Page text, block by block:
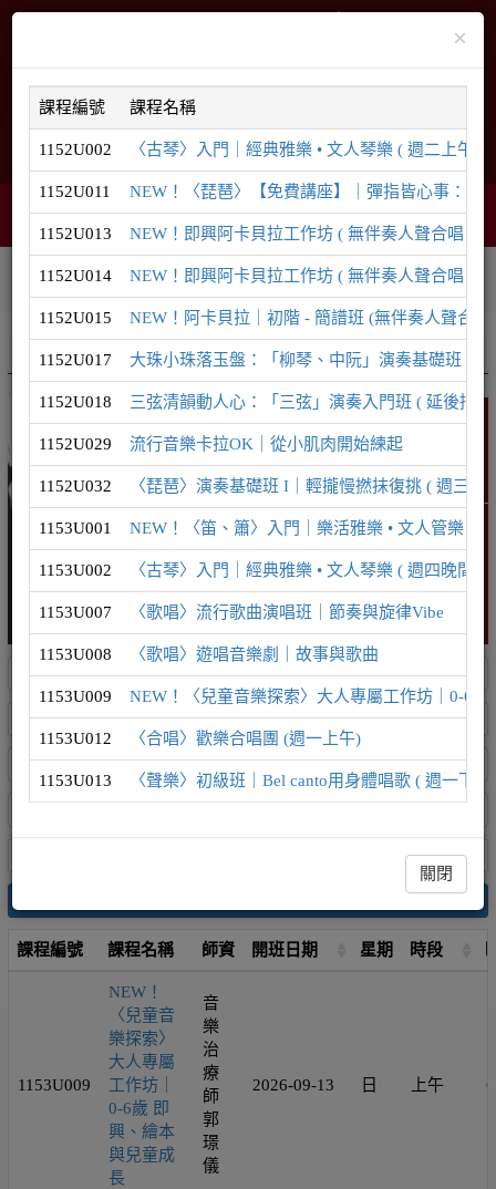
English 網站導覽
網頁選單
購物車 0
智能客服
學員登入
課程系列
相關連結
推廣課程 音樂系列
音樂
課程編號 課程名稱 師資 開班日期 星期 時段
1153U009
NEW！
〈兒童音
樂探索〉
大人專屬
工作坊｜
0-6歲 即
興、繪本
與兒童成
長
音
樂
治
療
師
郭
璟
儀
2026-09-13 日 上午 6
×
課程編號 課程名稱
1152U002 〈古琴〉入門｜經典雅樂 • 文人琴樂 ( 週二上午
1152U011 NEW！〈琵琶〉【免費講座】｜彈指皆心事：為
1152U013 NEW！即興阿卡貝拉工作坊 ( 無伴奏人聲合唱｜
1152U014 NEW！即興阿卡貝拉工作坊 ( 無伴奏人聲合唱｜
1152U015 NEW！阿卡貝拉｜初階 - 簡譜班 (無伴奏人聲合唱)
1152U017 大珠小珠落玉盤：「柳琴、中阮」演奏基礎班 (
1152U018 三弦清韻動人心：「三弦」演奏入門班 ( 延後招
1152U029 流行音樂卡拉OK｜從小肌肉開始練起
1152U032 〈琵琶〉演奏基礎班 I｜輕攏慢撚抹復挑 ( 週三
1153U001 NEW！〈笛、簫〉入門｜樂活雅樂 • 文人管樂 (
1153U002 〈古琴〉入門｜經典雅樂 • 文人琴樂 ( 週四晚間 )
1153U007 〈歌唱〉流行歌曲演唱班｜節奏與旋律Vibe
1153U008 〈歌唱〉遊唱音樂劇｜故事與歌曲
1153U009 NEW！〈兒童音樂探索〉大人專屬工作坊｜0-6
1153U012 〈合唱〉歡樂合唱團 (週一上午)
1153U013 〈聲樂〉初級班｜Bel canto用身體唱歌 ( 週一下午
關閉